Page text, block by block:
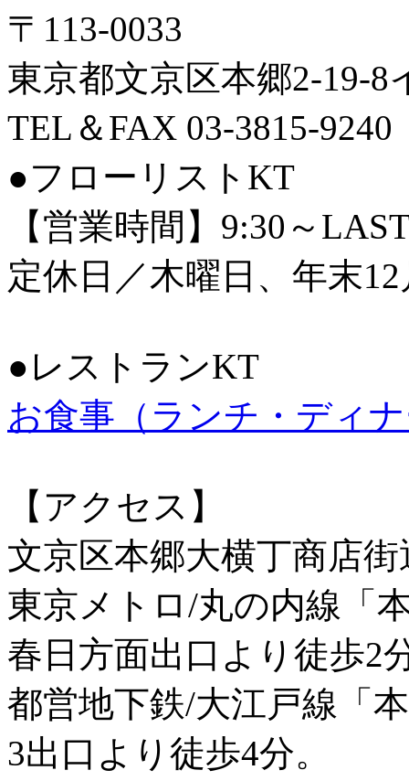
〒113-0033
東京都文京区本郷2-19-8
TEL＆FAX 03-3815-9240
●フローリストKT
【営業時間】9:30～
定休日／木曜日、年末
●レストランKT
お食事（ランチ・ディ
【アクセス】
文京区本郷大横丁商店
東京メトロ/丸の内線「
春日方面出口より徒歩2
都営地下鉄/大江戸線「
3出口より徒歩4分。